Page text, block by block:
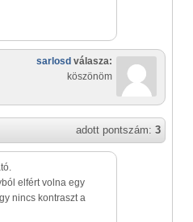
sarlosd válasza:
köszönöm
adott pontszám: 3
elfért volna egy
nincs kontraszt a